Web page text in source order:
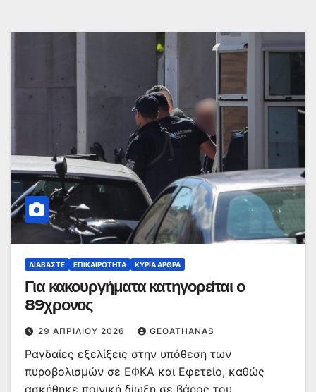
ΔΙΑΒΆΣΤΕ ΕΠΙΚΑΙΡΌΤΗΤΑ ΚΥΡΙΑ ΑΡΘΡΑ
Για κακουργήματα κατηγορείται ο
89χρονος
29 ΑΠΡΙΛΊΟΥ 2026 GEOATHANAS
Ραγδαίες εξελίξεις στην υπόθεση των
πυροβολισμών σε ΕΦΚΑ και Εφετείο, καθώς